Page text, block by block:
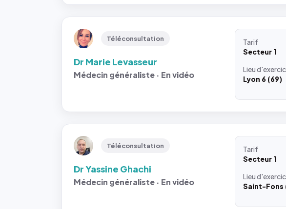
Téléconsultation
Dr Marie Levasseur
Médecin généraliste · En vidéo
Tarif
Secteur 1
Lieu
Lyon 6 (69)
Téléconsultation
Dr Yassine Ghachi
Médecin généraliste · En vidéo
Tarif
Secteur 1
Lieu
Saint-Fons